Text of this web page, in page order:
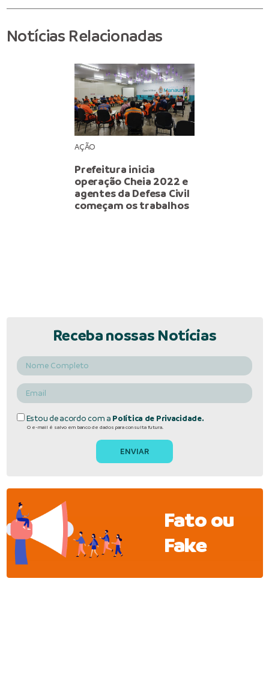
Notícias Relacionadas
AÇÃO
Prefeitura inicia
operação Cheia 2022 e
agentes da Defesa Civil
começam os trabalhos
Receba nossas Notícias
Estou de acordo com a Política de Privacidade.
O e-mail é salvo em banco de dados para consulta futura.
Fato ou
Fake